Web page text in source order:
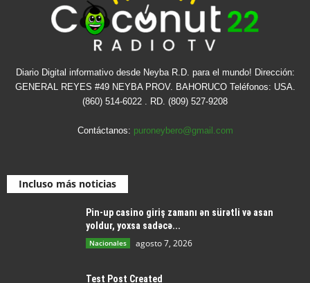
Diario Digital informativo desde Neyba R.D. para el mundo! Dirección:
GENERAL REYES #49 NEYBA PROV. BAHORUCO Teléfonos: USA.
(860) 514-6022 . RD. (809) 527-9208
Contáctanos: puroneybero@gmail.com
Incluso más noticias
Pin-up casino giriş zamanı ən sürətli və asan
yoldur, yoxsa sadəcə...
Nacionales agosto 7, 2026
Test Post Created